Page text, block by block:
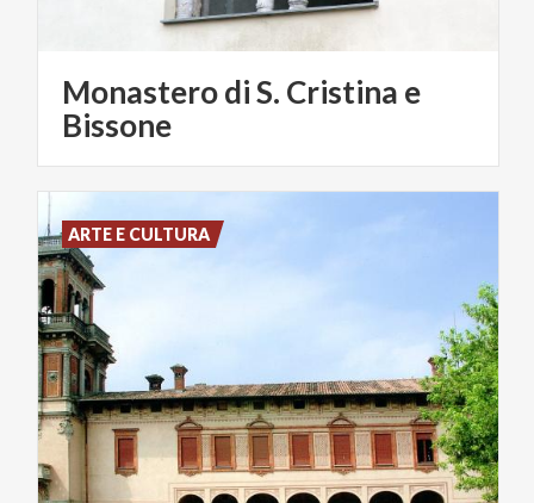
Monastero di S. Cristina e
Bissone
ARTE E CULTURA